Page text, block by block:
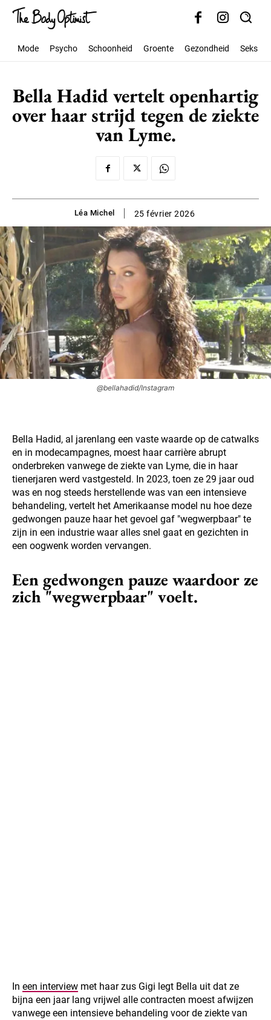
Mode Psycho Schoonheid Groente Gezondheid Seks
Bella Hadid vertelt openhartig
over haar strijd tegen de ziekte
van Lyme.
Léa Michel 25 février 2026
@bellahadid/Instagram
Bella Hadid, al jarenlang een vaste waarde op de catwalks
en in modecampagnes, moest haar carrière abrupt
onderbreken vanwege de ziekte van Lyme, die in haar
tienerjaren werd vastgesteld. In 2023, toen ze 29 jaar oud
was en nog steeds herstellende was van een intensieve
behandeling, vertelt het Amerikaanse model nu hoe deze
gedwongen pauze haar het gevoel gaf "wegwerpbaar" te
zijn in een industrie waar alles snel gaat en gezichten in
een oogwenk worden vervangen.
Een gedwongen pauze waardoor ze
zich "wegwerpbaar" voelt.
In een interview met haar zus Gigi legt Bella uit dat ze
bijna een jaar lang vrijwel alle contracten moest afwijzen
vanwege een intensieve behandeling voor de ziekte van